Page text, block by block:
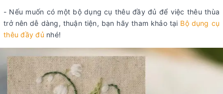
- Nếu muốn có một bộ dụng cụ thêu đầy đủ để việc thêu thùa
trở nên dễ dàng, thuận tiện, bạn hãy tham khảo tại Bộ dụng cụ
thêu đầy đủ nhé!